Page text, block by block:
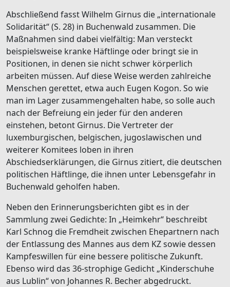
Abschließend fasst Wilhelm Girnus die „internationale
Solidarität“ (S. 28) in Buchenwald zusammen. Die
Maßnahmen sind dabei vielfältig: Man versteckt
beispielsweise kranke Häftlinge oder bringt sie in
Positionen, in denen sie nicht schwer körperlich
arbeiten müssen. Auf diese Weise werden zahlreiche
Menschen gerettet, etwa auch Eugen Kogon. So wie
man im Lager zusammengehalten habe, so solle auch
nach der Befreiung ein jeder für den anderen
einstehen, betont Girnus. Die Vertreter der
luxemburgischen, belgischen, jugoslawischen und
weiterer Komitees loben in ihren
Abschiedserklärungen, die Girnus zitiert, die deutschen
politischen Häftlinge, die ihnen unter Lebensgefahr in
Buchenwald geholfen haben.
Neben den Erinnerungsberichten gibt es in der
Sammlung zwei Gedichte: In „Heimkehr“ beschreibt
Karl Schnog die Fremdheit zwischen Ehepartnern nach
der Entlassung des Mannes aus dem KZ sowie dessen
Kampfeswillen für eine bessere politische Zukunft.
Ebenso wird das 36-strophige Gedicht „Kinderschuhe
aus Lublin“ von Johannes R. Becher abgedruckt.